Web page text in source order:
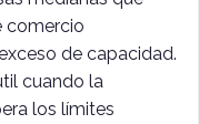
comercio
de capacidad.
cuando la
los límites